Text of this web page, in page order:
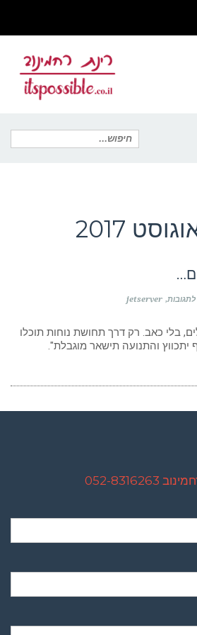
2017
לתגובותעל
רגע
לנשום…
jetserver
בלי כאב. רק דרך תחושת נוחות תוכלו
והתנועה תישאר מוגבלת".
8316263